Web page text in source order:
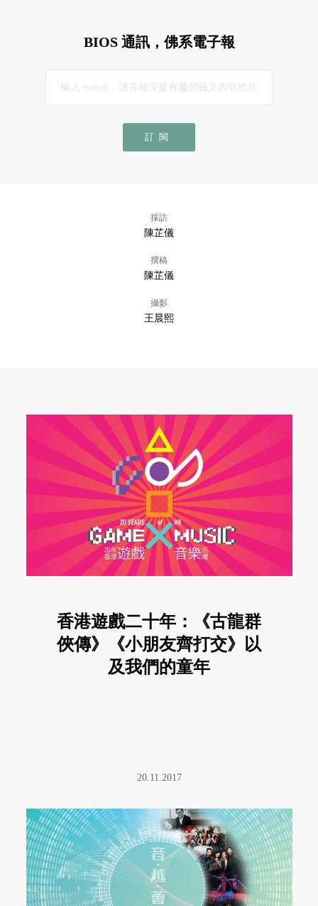
BIOS 通訊，佛系電子報
訂閱
採訪
陳芷儀
撰稿
陳芷儀
攝影
王晨熙
香港遊戲二十年：《古龍群
俠傳》《小朋友齊打交》以
及我們的童年
20.11.2017